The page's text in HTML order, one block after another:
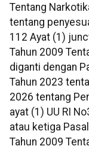
Tentang
tentang
112 Ayat (1)
Tahun 2009
diganti dengan
Tahun 2023
2026 tentang
ayat (1) UU RI
atau ketiga
Tahun 2009